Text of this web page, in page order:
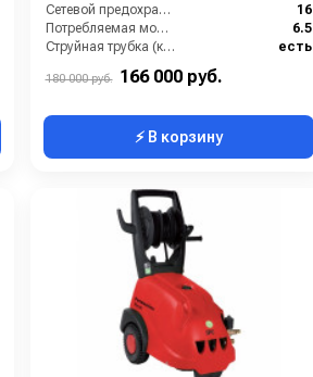
Сетевой предохранитель (А):
16
Потребляемая мощность (Вт):
6.5
Струйная трубка (копьё):
есть
180 000 руб. 166 000 руб.
⚡ В корзину